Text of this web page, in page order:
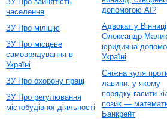
населення
ЗУ Про міліцію
ЗУ Про місцеве
самоврядування в
Україні
ЗУ Про охорону праці
ЗУ Про регулювання
містобудівної діяльності
допомогою AI?
Адвокат у Вінниці
Олександр
юридична
Україні
Сніжна куля
лавини: у якому
порядку гасити
позик —
Банкрейт